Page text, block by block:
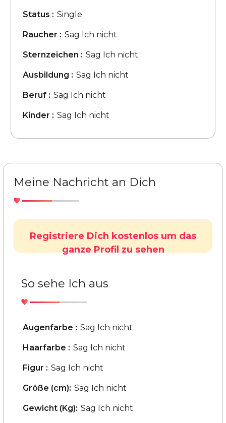
Status : Single
Raucher : Sag Ich nicht
Sternzeichen : Sag Ich nicht
Ausbildung : Sag Ich nicht
Beruf : Sag Ich nicht
Kinder : Sag Ich nicht
Meine Nachricht an Dich
Registriere Dich kostenlos um das
ganze Profil zu sehen
So sehe Ich aus
Augenfarbe : Sag Ich nicht
Haarfarbe : Sag Ich nicht
Figur : Sag Ich nicht
Größe (cm): Sag Ich nicht
Gewicht (Kg): Sag Ich nicht